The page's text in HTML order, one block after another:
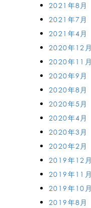
2021年8月
2021年7月
2021年4月
2020年12月
2020年11月
2020年9月
2020年8月
2020年5月
2020年4月
2020年3月
2020年2月
2019年12月
2019年11月
2019年10月
2019年8月